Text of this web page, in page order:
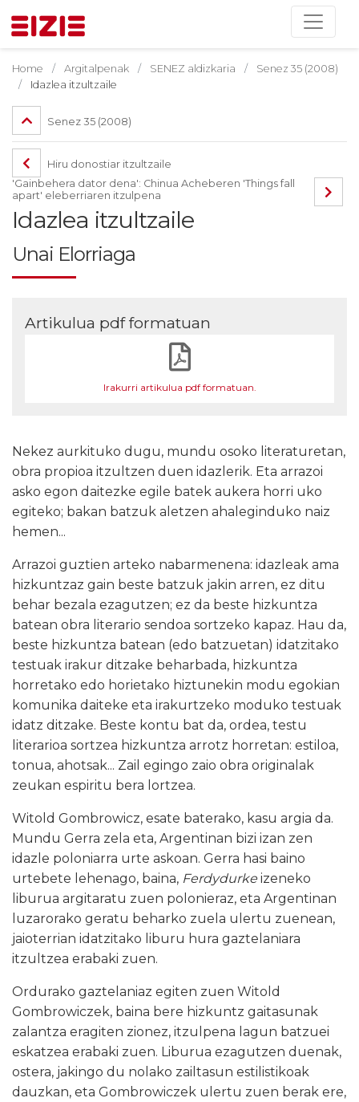
Home Argitalpenak SENEZ aldizkaria
Senez 35 (2008)
Idazlea itzultzaile
Senez 35 (2008)
Hiru donostiar itzultzaile
'Gainbehera dator dena': Chinua Acheberen 'Things fall
apart' eleberriaren itzulpena
Idazlea itzultzaile
Unai Elorriaga
Artikulua pdf formatuan
Irakurri artikulua pdf formatuan.
Nekez aurkituko dugu, mundu osoko literaturetan,
obra propioa itzultzen duen idazlerik. Eta arrazoi
asko egon daitezke egile batek aukera horri uko
egiteko; bakan batzuk aletzen ahaleginduko naiz
hemen...
Arrazoi guztien arteko nabarmenena: idazleak ama
hizkuntzaz gain beste batzuk jakin arren, ez ditu
behar bezala ezagutzen; ez da beste hizkuntza
batean obra literario sendoa sortzeko kapaz. Hau da,
beste hizkuntza batean (edo batzuetan) idatzitako
testuak irakur ditzake beharbada, hizkuntza
horretako edo horietako hiztunekin modu egokian
komunika daiteke eta irakurtzeko moduko testuak
idatz ditzake. Beste kontu bat da, ordea, testu
literarioa sortzea hizkuntza arrotz horretan: estiloa,
tonua, ahotsak... Zail egingo zaio obra originalak
zeukan espiritu bera lortzea.
Witold Gombrowicz, esate baterako, kasu argia da.
Mundu Gerra zela eta, Argentinan bizi izan zen
idazle poloniarra urte askoan. Gerra hasi baino
urtebete lehenago, baina, Ferdydurke izeneko
liburua argitaratu zuen polonieraz, eta Argentinan
luzarorako geratu beharko zuela ulertu zuenean,
jaioterrian idatzitako liburu hura gaztelaniara
itzultzea erabaki zuen.
Ordurako gaztelaniaz egiten zuen Witold
Gombrowiczek, baina bere hizkuntz gaitasunak
zalantza eragiten zionez, itzulpena lagun batzuei
eskatzea erabaki zuen. Liburua ezagutzen duenak,
ostera, jakingo du nolako zailtasun estilistikoak
dauzkan, eta Gombrowiczek ulertu zuen berak ere,